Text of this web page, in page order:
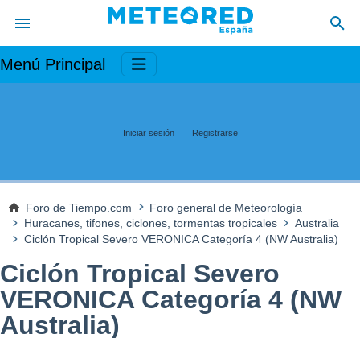
Menú Principal
Iniciar sesión Registrarse
Foro de Tiempo.com
Foro general de Meteorología
Huracanes, tifones, ciclones, tormentas tropicales
Australia
Ciclón Tropical Severo VERONICA Categoría 4 (NW Australia)
Ciclón Tropical Severo
VERONICA Categoría 4 (NW
Australia)